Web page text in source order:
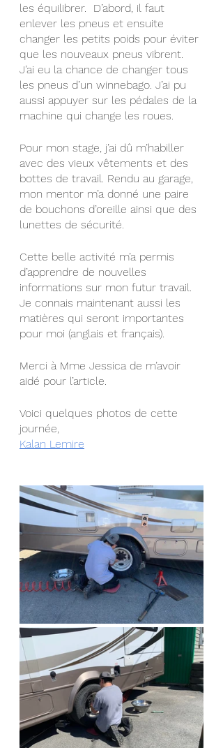
les équilibrer.  D’abord, il faut
enlever les pneus et ensuite
changer les petits poids pour éviter
que les nouveaux pneus vibrent.
J’ai eu la chance de changer tous
les pneus d’un winnebago. J’ai pu
aussi appuyer sur les pédales de la
machine qui change les roues.
Pour mon stage, j’ai dû m’habiller
avec des vieux vêtements et des
bottes de travail. Rendu au garage,
mon mentor m’a donné une paire
de bouchons d’oreille ainsi que des
lunettes de sécurité.
Cette belle activité m’a permis
d’apprendre de nouvelles
informations sur mon futur travail.
Je connais maintenant aussi les
matières qui seront importantes
pour moi (anglais et français).
Merci à Mme Jessica de m’avoir
aidé pour l’article.
Voici quelques photos de cette
journée,
Kalan Lemire